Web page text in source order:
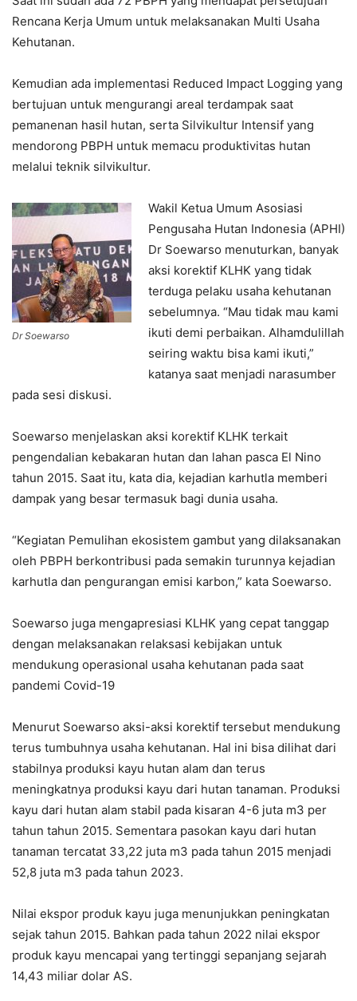
Rencana Kerja Umum untuk melaksanakan Multi Usaha
Kehutanan.
Kemudian ada implementasi Reduced Impact Logging yang
bertujuan untuk mengurangi areal terdampak saat
pemanenan hasil hutan, serta Silvikultur Intensif yang
mendorong PBPH untuk memacu produktivitas hutan
melalui teknik silvikultur.
Dr Soewarso
Wakil Ketua Umum Asosiasi
Pengusaha Hutan Indonesia (APHI)
Dr Soewarso menuturkan, banyak
aksi korektif KLHK yang tidak
terduga pelaku usaha kehutanan
sebelumnya. “Mau tidak mau kami
ikuti demi perbaikan. Alhamdulillah
seiring waktu bisa kami ikuti,”
katanya saat menjadi narasumber
pada sesi diskusi.
Soewarso menjelaskan aksi korektif KLHK terkait
pengendalian kebakaran hutan dan lahan pasca El Nino
tahun 2015. Saat itu, kata dia, kejadian karhutla memberi
dampak yang besar termasuk bagi dunia usaha.
“Kegiatan Pemulihan ekosistem gambut yang dilaksanakan
oleh PBPH berkontribusi pada semakin turunnya kejadian
karhutla dan pengurangan emisi karbon,” kata Soewarso.
Soewarso juga mengapresiasi KLHK yang cepat tanggap
dengan melaksanakan relaksasi kebijakan untuk
mendukung operasional usaha kehutanan pada saat
pandemi Covid-19
Menurut Soewarso aksi-aksi korektif tersebut mendukung
terus tumbuhnya usaha kehutanan. Hal ini bisa dilihat dari
stabilnya produksi kayu hutan alam dan terus
meningkatnya produksi kayu dari hutan tanaman. Produksi
kayu dari hutan alam stabil pada kisaran 4-6 juta m3 per
tahun tahun 2015. Sementara pasokan kayu dari hutan
tanaman tercatat 33,22 juta m3 pada tahun 2015 menjadi
52,8 juta m3 pada tahun 2023.
Nilai ekspor produk kayu juga menunjukkan peningkatan
sejak tahun 2015. Bahkan pada tahun 2022 nilai ekspor
produk kayu mencapai yang tertinggi sepanjang sejarah
14,43 miliar dolar AS.